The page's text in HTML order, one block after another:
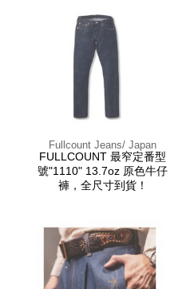
Fullcount Jeans/ Japan
FULLCOUNT 最窄定番型
號"1110" 13.7oz 原色牛仔
褲，全尺寸到貨！